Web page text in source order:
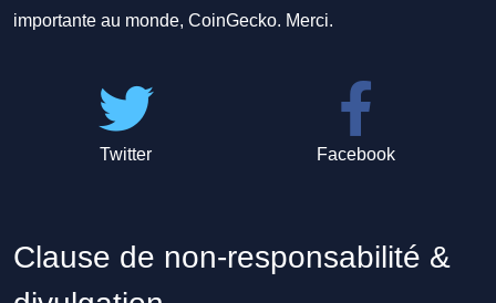
importante au monde, CoinGecko. Merci.
Twitter Facebook
Clause de non-responsabilité &